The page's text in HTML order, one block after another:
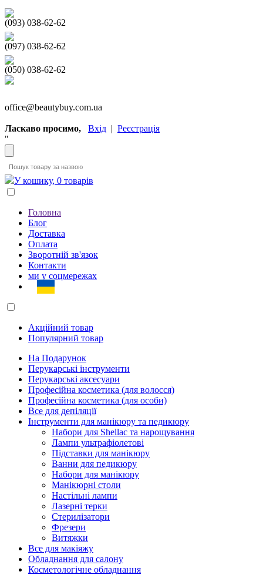
(093) 038-62-62
(097) 038-62-62
(050) 038-62-62
office@beautybuy.com.ua
Ласкаво просимо, Вхід | Реєстрація
"
У кошику, 0 товарів
Головна
Блог
Доставка
Оплата
Зворотній зв'язок
Контакти
ми у соцмережах
Акційний товар
Популярний товар
На Подарунок
Перукарські інструменти
Перукарські аксесуари
Професійна косметика (для волосся)
Професійна косметика (для особи)
Все для депіляції
Інструменти для манікюру та педикюру
Набори для Shellac та нарощування
Лампи ультрафіолетові
Підставки для манікюру
Ванни для педикюру
Набори для манікюру
Манікюрні столи
Настільні лампи
Лазерні терки
Стерилізатори
Фрезери
Витяжки
Все для макіяжу
Обладнання для салону
Косметологічне обладнання